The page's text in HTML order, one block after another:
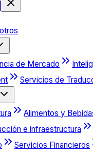
de Mercado
Servicios de
Alimentos y
e infraestructura
Servicios Financieros